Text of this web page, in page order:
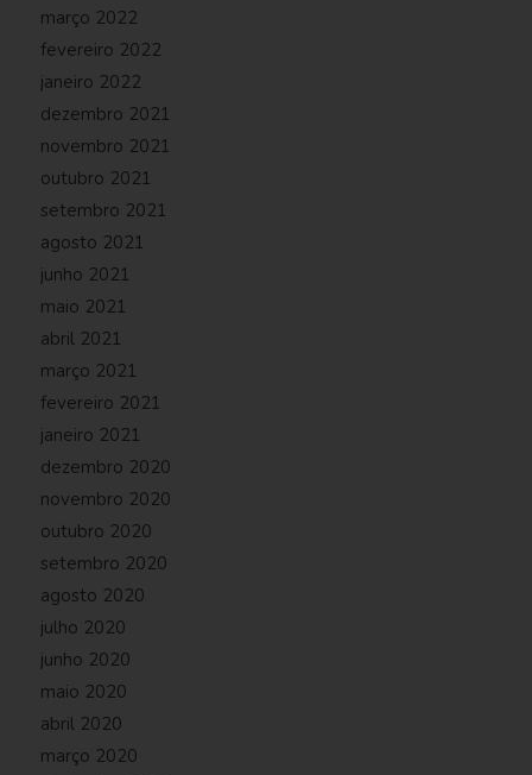
março 2022
fevereiro 2022
janeiro 2022
dezembro 2021
novembro 2021
outubro 2021
setembro 2021
agosto 2021
junho 2021
maio 2021
abril 2021
março 2021
fevereiro 2021
janeiro 2021
dezembro 2020
novembro 2020
outubro 2020
setembro 2020
agosto 2020
julho 2020
junho 2020
maio 2020
abril 2020
março 2020